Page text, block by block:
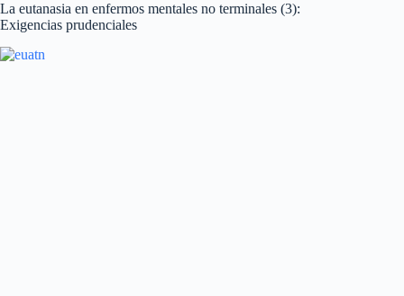
La eutanasia en enfermos mentales no terminales (3):
Exigencias prudenciales